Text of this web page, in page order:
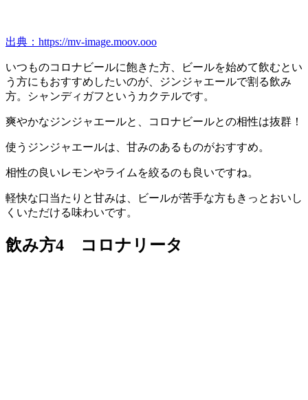
出典：https://mv-image.moov.ooo
いつものコロナビールに飽きた方、ビールを始めて飲むとい
う方にもおすすめしたいのが、ジンジャエールで割る飲み
方。シャンディガフというカクテルです。
爽やかなジンジャエールと、コロナビールとの相性は抜群！
使うジンジャエールは、甘みのあるものがおすすめ。
相性の良いレモンやライムを絞るのも良いですね。
軽快な口当たりと甘みは、ビールが苦手な方もきっとおいし
くいただける味わいです。
飲み方4 コロナリータ